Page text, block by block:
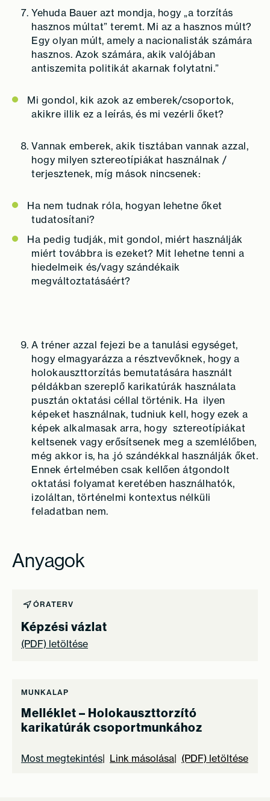
Yehuda Bauer azt mondja, hogy „a torzítás
hasznos múltat” teremt. Mi az a hasznos múlt?
Egy olyan múlt, amely a nacionalisták számára
hasznos. Azok számára, akik valójában
antiszemita politikát akarnak folytatni.”
Mi gondol, kik azok az emberek/csoportok,
akikre illik ez a leírás, és mi vezérli őket?
Vannak emberek, akik tisztában vannak azzal,
hogy milyen sztereotípiákat használnak /
terjesztenek, míg mások nincsenek:
Ha nem tudnak róla, hogyan lehetne őket
tudatosítani?
Ha pedig tudják, mit gondol, miért használják
miért továbbra is ezeket? Mit lehetne tenni a
hiedelmeik és/vagy szándékaik
megváltoztatásáért?
A tréner azzal fejezi be a tanulási egységet,
hogy elmagyarázza a résztvevőknek, hogy a
holokauszttorzítás bemutatására használt
példákban szereplő karikatúrák használata
pusztán oktatási céllal történik. Ha ilyen
képeket használnak, tudniuk kell, hogy ezek a
képek alkalmasak arra, hogy sztereotípiákat
keltsenek vagy erősítsenek meg a szemlélőben,
még akkor is, ha .jó szándékkal használják őket.
Ennek értelmében csak kellően átgondolt
oktatási folyamat keretében használhatók,
izoláltan, történelmi kontextus nélküli
feladatban nem.
Anyagok
ÓRATERV
Képzési vázlat
(PDF) letöltése
MUNKALAP
Melléklet – Holokauszttorzító
karikatúrák csoportmunkához
Most megtekintés Link másolása (PDF) letöltése